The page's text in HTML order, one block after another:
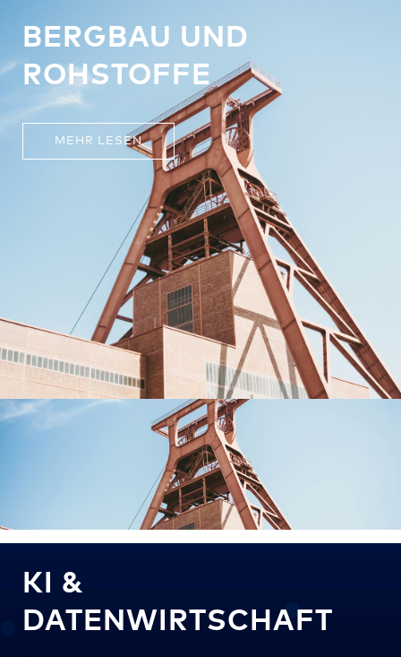
BERGBAU UND
ROHSTOFFE
MEHR LESEN
KI &
DATENWIRTSCHAFT